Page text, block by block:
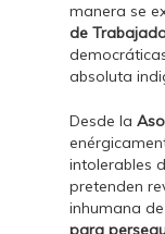
manera se
de
absoluta
Desde la
intolerables
pretenden
inhumana
para